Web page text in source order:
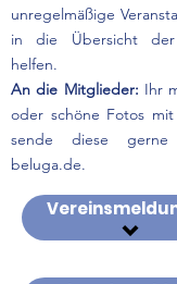
unregelmäßige
in die Übersicht
helfen.
An die Mitglieder: Ihr
oder schöne Fotos
sende diese gerne
beluga.de.